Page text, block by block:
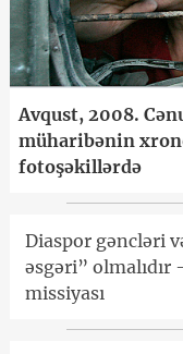
Avqust, 2008.
müharibənin
fotoşəkillərdə
Diaspor gəncləri
əsgəri”
missiyası